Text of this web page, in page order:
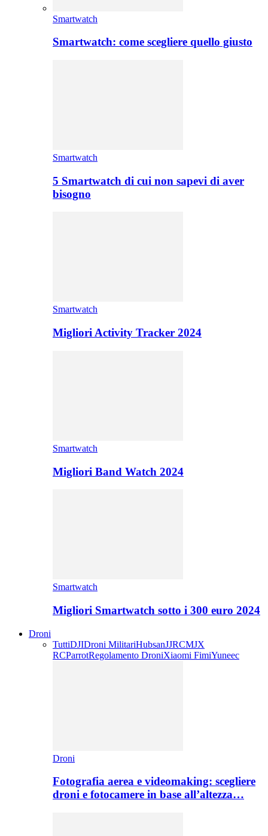
Smartwatch
Smartwatch: come scegliere quello giusto
Smartwatch
5 Smartwatch di cui non sapevi di aver
bisogno
Smartwatch
Migliori Activity Tracker 2024
Smartwatch
Migliori Band Watch 2024
Smartwatch
Migliori Smartwatch sotto i 300 euro 2024
Droni
TuttiDJIDroni MilitariHubsanJJRCMJX
RCParrotRegolamento DroniXiaomi FimiYuneec
Droni
Fotografia aerea e videomaking: scegliere
droni e fotocamere in base all’altezza…